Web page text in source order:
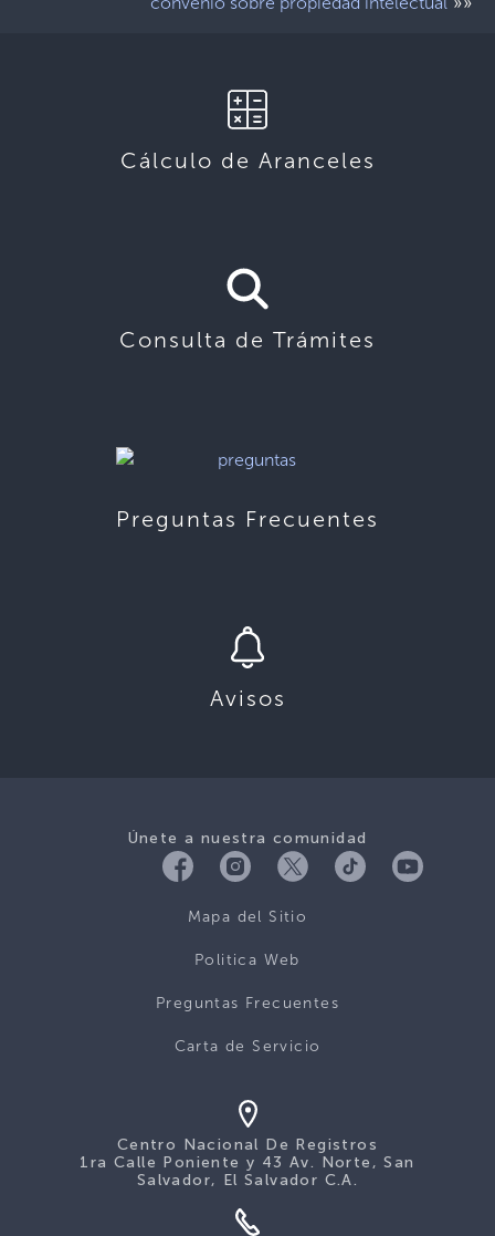
Cálculo de Aranceles
Consulta de Trámites
Preguntas Frecuentes
Avisos
Únete a nuestra comunidad
Mapa del Sitio
Politica Web
Preguntas Frecuentes
Carta de Servicio
Centro Nacional De Registros
1ra Calle Poniente y 43 Av. Norte, San
Salvador, El Salvador C.A.